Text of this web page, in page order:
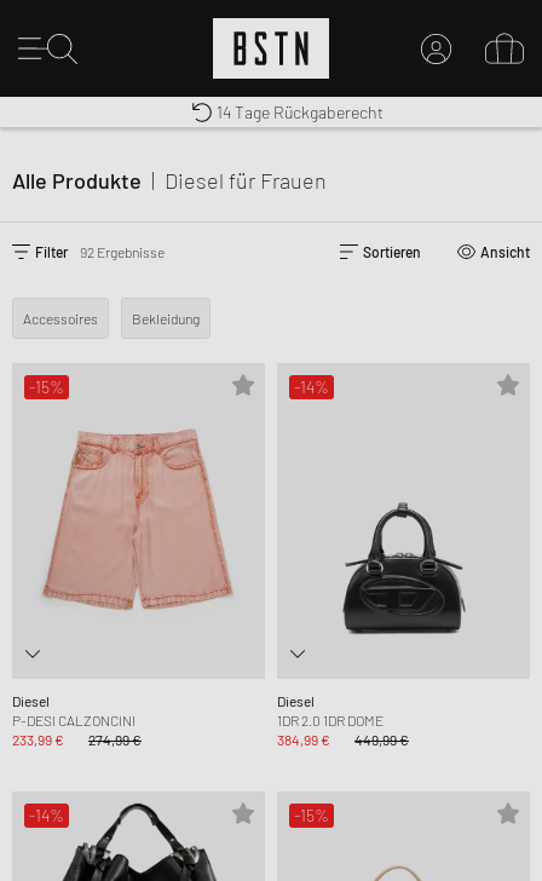
EINEN ACCOUNT ERSTELLEN
Kostenloser Versand nach DE ab € 70
Premium Sportswear
14 Tage Rückgaberecht
Alle Produkte | Diesel für Frauen
Filter 92 Ergebnisse Sortieren Ansicht
Accessoires Bekleidung
-15%
Diesel
P-DESI CALZONCINI
233,99 €
274,99 €
-14%
Diesel
1DR 2.0 1DR DOME
384,99 €
449,99 €
-14% -15%